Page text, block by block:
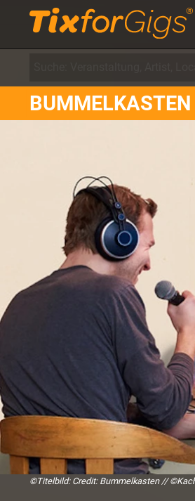
BUMMELKASTEN
©Titelbild: Credit: Bummelkasten //